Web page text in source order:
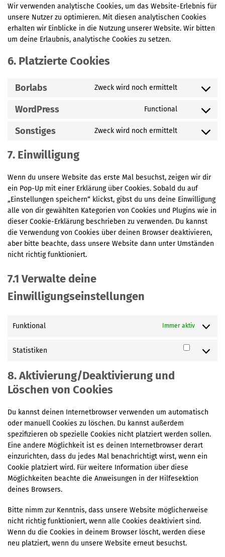
Wir verwenden analytische Cookies, um das Website-Erlebnis für
unsere Nutzer zu optimieren. Mit diesen analytischen Cookies
erhalten wir Einblicke in die Nutzung unserer Website. Wir bitten
um deine Erlaubnis, analytische Cookies zu setzen.
6. Platzierte Cookies
Borlabs Zweck wird noch ermittelt
Consent
service
WordPress Functional
Consent
service
Sonstiges Zweck wird noch ermittelt
Consent
7. Einwilligung
Wenn du unsere Website das erste Mal besuchst, zeigen wir dir
ein Pop-Up mit einer Erklärung über Cookies. Sobald du auf
„Einstellungen speichern“ klickst, gibst du uns deine Einwilligung
alle von dir gewählten Kategorien von Cookies und Plugins wie in
dieser Cookie-Erklärung beschrieben zu verwenden. Du kannst
die Verwendung von Cookies über deinen Browser deaktivieren,
aber bitte beachte, dass unsere Website dann unter Umständen
nicht richtig funktioniert.
7.1 Verwalte deine
Einwilligungseinstellungen
Funktional Immer aktiv
Statistiken
8. Aktivierung/Deaktivierung und
Löschen von Cookies
Du kannst deinen Internetbrowser verwenden um automatisch
oder manuell Cookies zu löschen. Du kannst außerdem
spezifizieren ob spezielle Cookies nicht platziert werden sollen.
Eine andere Möglichkeit ist es deinen Internetbrowser derart
einzurichten, dass du jedes Mal benachrichtigt wirst, wenn ein
Cookie platziert wird. Für weitere Information über diese
Möglichkeiten beachte die Anweisungen in der Hilfesektion
deines Browsers.
Bitte nimm zur Kenntnis, dass unsere Website möglicherweise
nicht richtig funktioniert, wenn alle Cookies deaktiviert sind.
Wenn du die Cookies in deinem Browser löscht, werden diese
neu platziert, wenn du unsere Website erneut besuchst.